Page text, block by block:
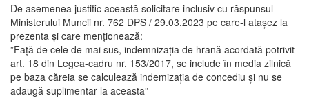
De asemenea justific această solicitare inclusiv cu răspunsul
Ministerului Muncii nr. 762 DPS / 29.03.2023 pe care-l atașez la
prezenta și care menționează:
”Față de cele de mai sus, indemnizația de hrană acordată potrivit
art. 18 din Legea-cadru nr. 153/2017, se include în media zilnică
pe baza căreia se calculează indemizația de concediu și nu se
adaugă suplimentar la aceasta”